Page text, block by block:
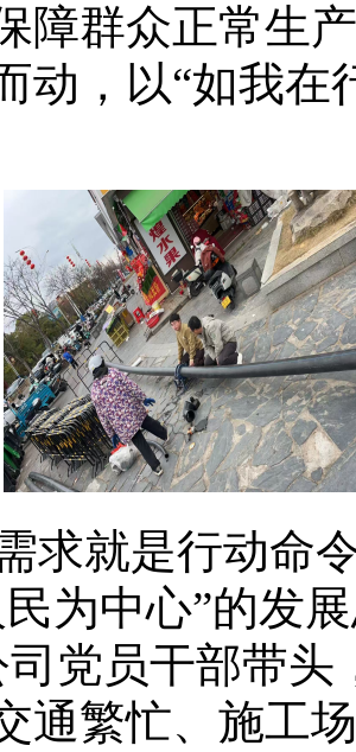
障群众正常生
动， 以“如我在
求就是行动命
民为中心”的发
司党员干部带
通繁忙、施工